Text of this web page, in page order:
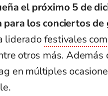
el próximo 5 de
para los conciertos
lideradofestivales
otros más. Además
en múltiples